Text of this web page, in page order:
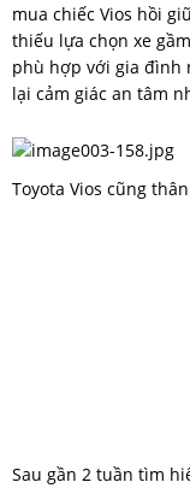
mua chiếc Vios hồi
thiếu lựa chọn xe
phù hợp với gia đình
lại cảm giác an tâm
Toyota Vios cũng
Sau gần 2 tuần tìm